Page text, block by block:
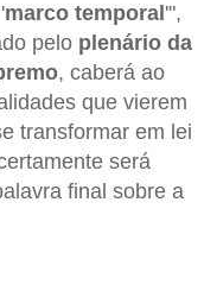
marco temporal '",
pelo plenário da
, caberá ao
que vierem
transformar em lei
será
final sobre a